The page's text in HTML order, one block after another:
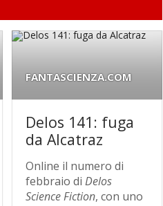
FANTASCIENZA.COM
Delos 141: fuga
da Alcatraz
Online il numero di
febbraio diDelos
Science Fiction, con uno